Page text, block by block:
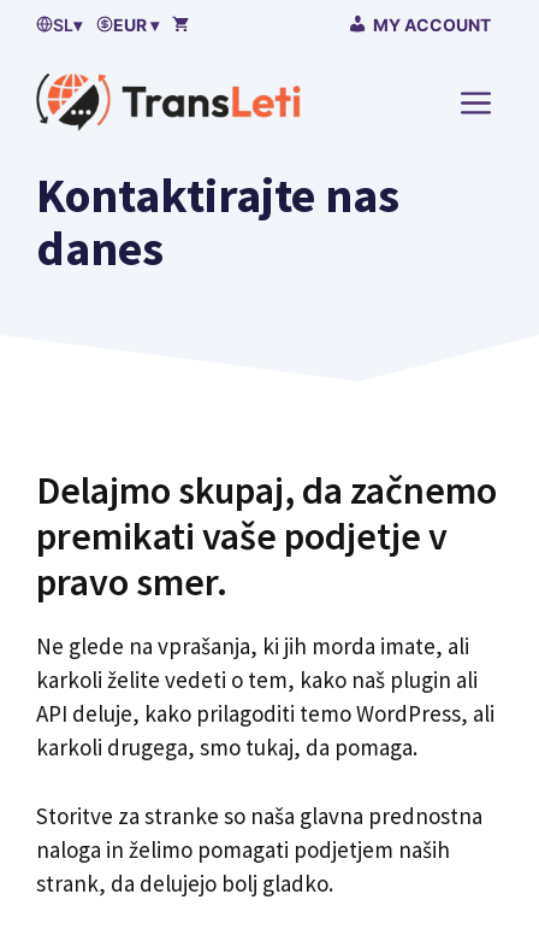
Preskočí
vsebino
SL▾ EUR ▾ MY ACCOUNT
MENI
Kontaktirajte nas
danes
Delajmo skupaj, da začnemo
premikati vaše podjetje v
pravo smer.
Ne glede na vprašanja, ki jih morda imate, ali
karkoli želite vedeti o tem, kako naš plugin ali
API deluje, kako prilagoditi temo WordPress, ali
karkoli drugega, smo tukaj, da pomaga.
Storitve za stranke so naša glavna prednostna
naloga in želimo pomagati podjetjem naših
strank, da delujejo bolj gladko.